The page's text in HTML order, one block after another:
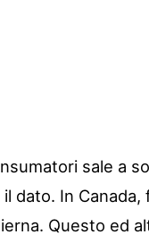
sale a
dato. In
Questo ed